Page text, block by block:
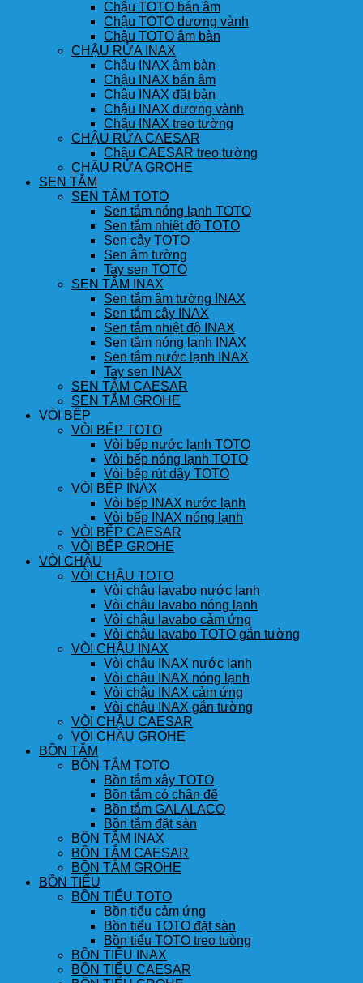
Chậu TOTO bán âm
Chậu TOTO dương vành
Chậu TOTO âm bàn
CHẬU RỬA INAX
Chậu INAX âm bàn
Chậu INAX bán âm
Chậu INAX đặt bàn
Chậu INAX dương vành
Chậu INAX treo tường
CHẬU RỬA CAESAR
Chậu CAESAR treo tường
CHẬU RỬA GROHE
SEN TẮM
SEN TẮM TOTO
Sen tắm nóng lạnh TOTO
Sen tắm nhiệt độ TOTO
Sen cây TOTO
Sen âm tường
Tay sen TOTO
SEN TẮM INAX
Sen tắm âm tường INAX
Sen tắm cây INAX
Sen tắm nhiệt độ INAX
Sen tắm nóng lạnh INAX
Sen tắm nước lạnh INAX
Tay sen INAX
SEN TẮM CAESAR
SEN TẮM GROHE
VÒI BẾP
VÒI BẾP TOTO
Vòi bếp nước lạnh TOTO
Vòi bếp nóng lạnh TOTO
Vòi bếp rút dây TOTO
VÒI BẾP INAX
Vòi bếp INAX nước lạnh
Vòi bếp INAX nóng lạnh
VÒI BẾP CAESAR
VÒI BẾP GROHE
VÒI CHẬU
VÒI CHẬU TOTO
Vòi chậu lavabo nước lạnh
Vòi chậu lavabo nóng lạnh
Vòi chậu lavabo cảm ứng
Vòi chậu lavabo TOTO gắn tường
VÒI CHẬU INAX
Vòi chậu INAX nước lạnh
Vòi chậu INAX nóng lạnh
Vòi chậu INAX cảm ứng
Vòi chậu INAX gắn tường
VÒI CHẬU CAESAR
VÒI CHẬU GROHE
BỒN TẮM
BỒN TẮM TOTO
Bồn tắm xây TOTO
Bồn tắm có chân đế
Bồn tắm GALALACO
Bồn tắm đặt sàn
BỒN TẮM INAX
BỒN TẮM CAESAR
BỒN TẮM GROHE
BỒN TIỂU
BỒN TIỂU TOTO
Bồn tiểu cảm ứng
Bồn tiểu TOTO đặt sàn
Bồn tiểu TOTO treo tuòng
BỒN TIỂU INAX
BỒN TIỂU CAESAR